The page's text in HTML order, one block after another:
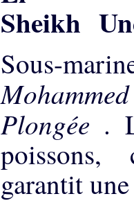
Sous-
Plongée .
poissons,
garantit